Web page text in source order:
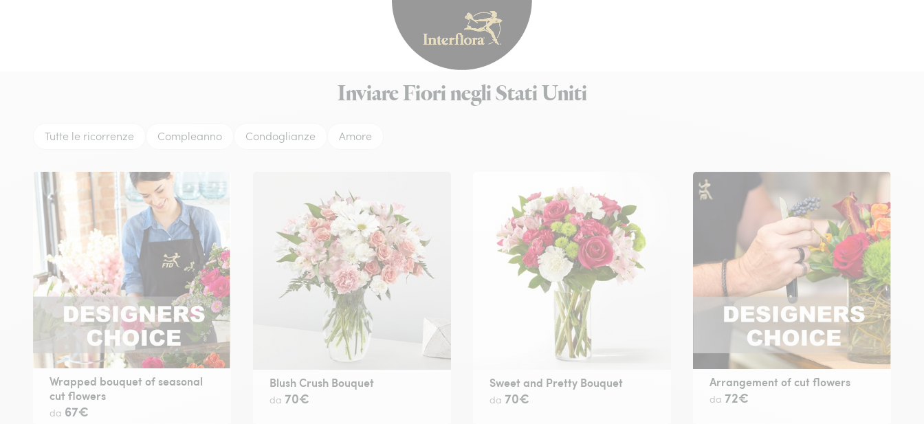
Inviare Fiori negli Stati Uniti
Tutte le ricorrenze Compleanno Condoglianze Amore
Wrapped bouquet of seasonal
cut flowers
da 67€
Blush Crush Bouquet
da 70€
Sweet and Pretty Bouquet
da 70€
Arrangement of cut flowers
da 72€